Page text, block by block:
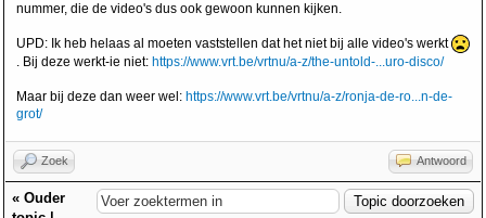
nummer, die de video's dus ook gewoon kunnen kijken.
UPD: Ik heb helaas al moeten vaststellen dat het niet bij alle video's werkt
. Bij deze werkt-ie niet: https://www.vrt.be/vrtnu/a-z/the-untold-...uro-disco/
Maar bij deze dan weer wel: https://www.vrt.be/vrtnu/a-z/ronja-de-ro...n-de-
grot/
Zoek Antwoord
« Ouder